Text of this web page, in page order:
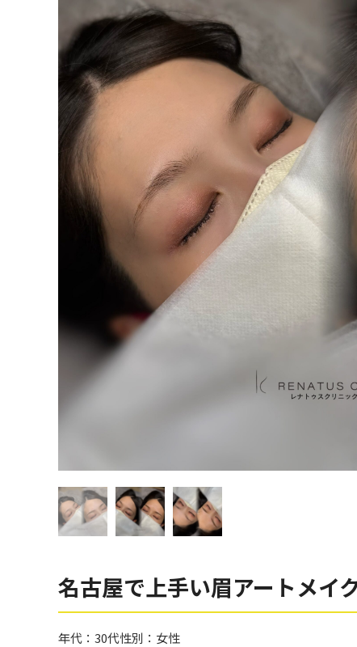
阿部 竜介
部位から探す
ボリューマ
ボリフト
レナトゥスヒアルロン酸
ダイヤモンドフィール/ピ
ネハ
スネコス
リジュラン
ゴウリ
女性
男性
Age
年代から探す
名古屋で上手い眉アートメイ
年代： 30代性別： 女性